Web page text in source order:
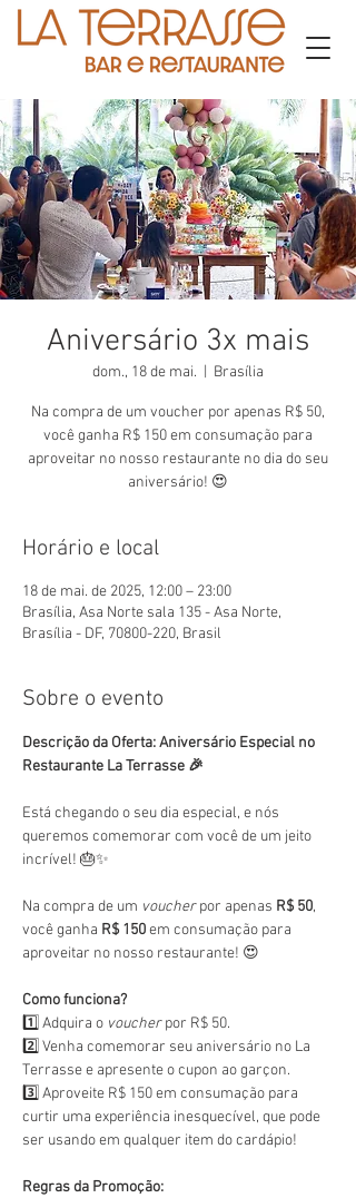
Aniversário 3x mais
dom., 18 de mai. Brasília
Na compra de um voucher por apenas R$ 50,
você ganha R$ 150 em consumação para
aproveitar no nosso restaurante no dia do seu
aniversário! 😍
Horário e local
18 de mai. de 2025, 12:00 – 23:00
Brasília, Asa Norte sala 135 - Asa Norte,
Brasília - DF, 70800-220, Brasil
Sobre o evento
Descrição da Oferta: Aniversário Especial no
Restaurante La Terrasse 🎉
Está chegando o seu dia especial, e nós
queremos comemorar com você de um jeito
incrível! 🎂✨
Na compra de um voucher por apenas R$ 50,
você ganha R$ 150 em consumação para
aproveitar no nosso restaurante! 😍
Como funciona?
1️⃣ Adquira o voucher por R$ 50.
2️⃣ Venha comemorar seu aniversário no La
Terrasse e apresente o cupon ao garçon.
3️⃣ Aproveite R$ 150 em consumação para
curtir uma experiência inesquecível, que pode
ser usando em qualquer item do cardápio!
Regras da Promoção: